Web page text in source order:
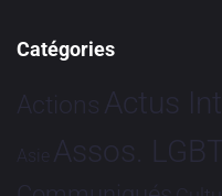
Catégories
Actions Actus
Asie Assos.